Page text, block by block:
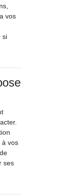
vos
si
à vos
ses